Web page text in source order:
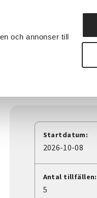
och annonser till
Startdatum:
2026-10-08
Antal tillfällen:
5